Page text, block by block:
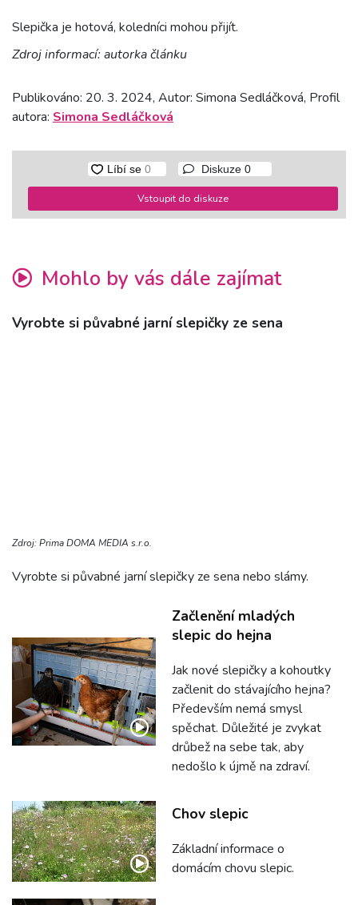
Slepička je hotová, koledníci mohou přijít.
Zdroj informací: autorka článku
Publikováno: 20. 3. 2024, Autor: Simona Sedláčková, Profil
autora: Simona Sedláčková
Diskuze 0
Vstoupit do diskuze
Mohlo by vás dále zajímat
Vyrobte si půvabné jarní slepičky ze sena
Zdroj: Prima DOMA MEDIA s.r.o.
Vyrobte si půvabné jarní slepičky ze sena nebo slámy.
Začlenění mladých
slepic do hejna
Jak nové slepičky a kohoutky
začlenit do stávajícího hejna?
Především nemá smysl
spěchat. Důležité je zvykat
drůbež na sebe tak, aby
nedošlo k újmě na zdraví.
Chov slepic
Základní informace o
domácím chovu slepic.